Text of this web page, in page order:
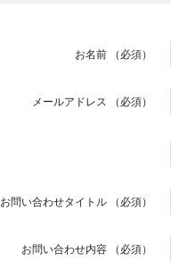
お名前 （必須）
メールアドレス
（必須）
お問い合わせタイトル （必須）
お問い合わせ内容 （必須）